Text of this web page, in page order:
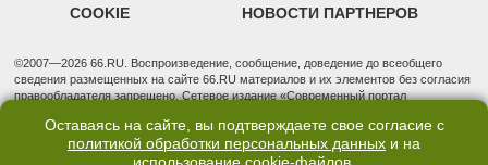
COOKIE НОВОСТИ ПАРТНЕРОВ
©2007—2026 66.RU. Воспроизведение, сообщение, доведение до всеобщего
сведения размещенных на сайте 66.RU материалов и их элементов без согласия
правообладателя запрещено. Сетевое издание «Современный портал
надзору в сфере связи, информационных технологий и массовых коммуникаций
(Роскомнадзор). Регистрационный номер ЭЛ № ФС 77 - 76634 от 02.09.2019
Учредитель: Общество с ограниченной ответственностью "66.ру". Юридический
Оставаясь на сайте, вы подтверждаете свое согласие с
политикой обработки персональных данных и на